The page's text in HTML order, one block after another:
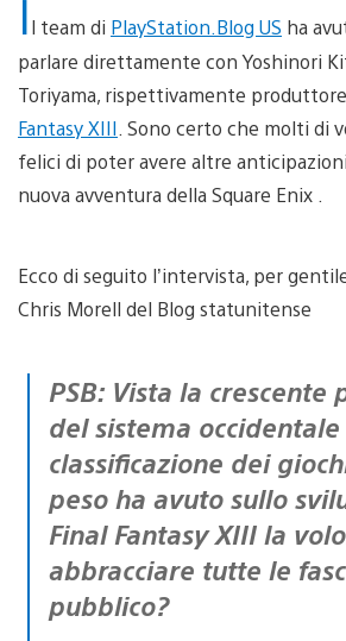
Il team di PlayStation.Blog US ha
parlare direttamente con Yoshinori
Toriyama, rispettivamente
Fantasy XIII . Sono certo che molti di
felici di poter avere altre
nuova avventura della Square Enix .
Ecco di seguito l’intervista, per
Chris Morell del Blog statunitense
PSB: Vista la crescente popolarità
del sistema occidentale
classificazione dei
peso ha avuto sullo
Final Fantasy XIII la
abbracciare tutte le
pubblico?